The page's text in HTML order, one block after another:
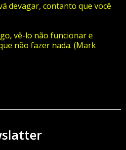
devagar, contanto que você
vê-lo não funcionar e
não fazer nada. (Mark